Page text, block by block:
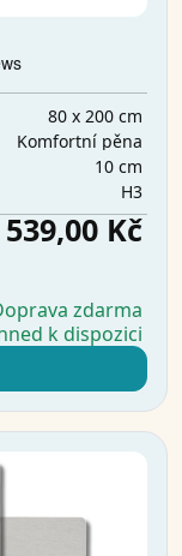
80 x 200 cm
Komfortní pěna
10 cm
H3
Kč
zdarma
k dispozici